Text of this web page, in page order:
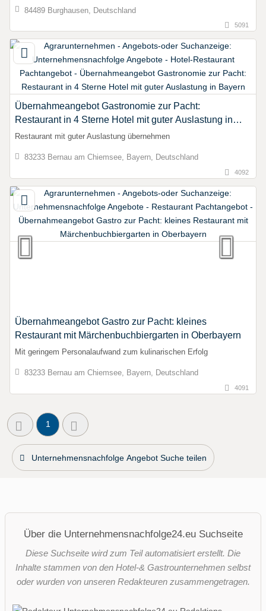
84489 Burghausen, Deutschland
5091
Übernahmeangebot Gastronomie zur Pacht:
Restaurant in 4 Sterne Hotel mit guter Auslastung in
Bayern
Restaurant mit guter Auslastung übernehmen
83233 Bernau am Chiemsee, Bayern, Deutschland
4092
Übernahmeangebot Gastro zur Pacht: kleines
Restaurant mit Märchenbuchbiergarten in Oberbayern
Mit geringem Personalaufwand zum kulinarischen Erfolg
83233 Bernau am Chiemsee, Bayern, Deutschland
4091
1
Unternehmensnachfolge Angebot Suche teilen
Über die Unternehmensnachfolge24.eu Suchseite
Diese Suchseite wird zum Teil automatisiert erstellt. Die
Inhalte stammen von den Hotel-& Gastrounternehmen selbst
oder wurden von unseren Redakteuren zusammengetragen.